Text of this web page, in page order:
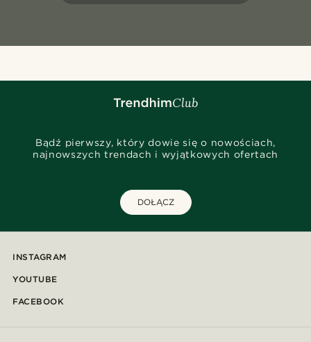
Bądź pierwszy, który dowie się o nowościach,
najnowszych trendach i wyjątkowych ofertach
DOŁĄCZ
INSTAGRAM
YOUTUBE
FACEBOOK